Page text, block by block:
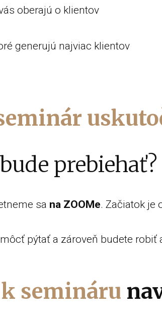
oberajú o klientov
generujú najviac klientov
nár
prebiehať?
sa na ZOOMe. Začiatok je
pýtať a zároveň budete robiť
semináru